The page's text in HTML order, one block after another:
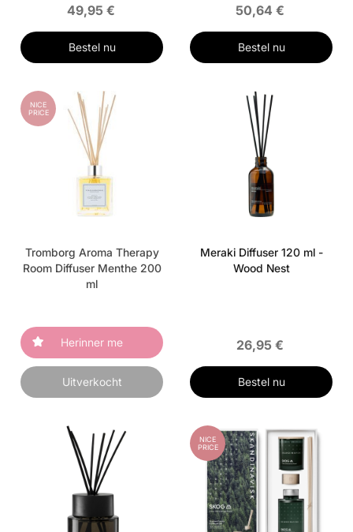
49,95 €
Bestel nu
50,64 €
Bestel nu
NICE
PRICE
Tromborg Aroma Therapy
Room Diffuser Menthe 200
ml
Herinner me
Uitverkocht
Meraki Diffuser 120 ml -
Wood Nest
26,95 €
Bestel nu
NICE
PRICE